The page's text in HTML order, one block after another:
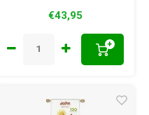
€43,95
+